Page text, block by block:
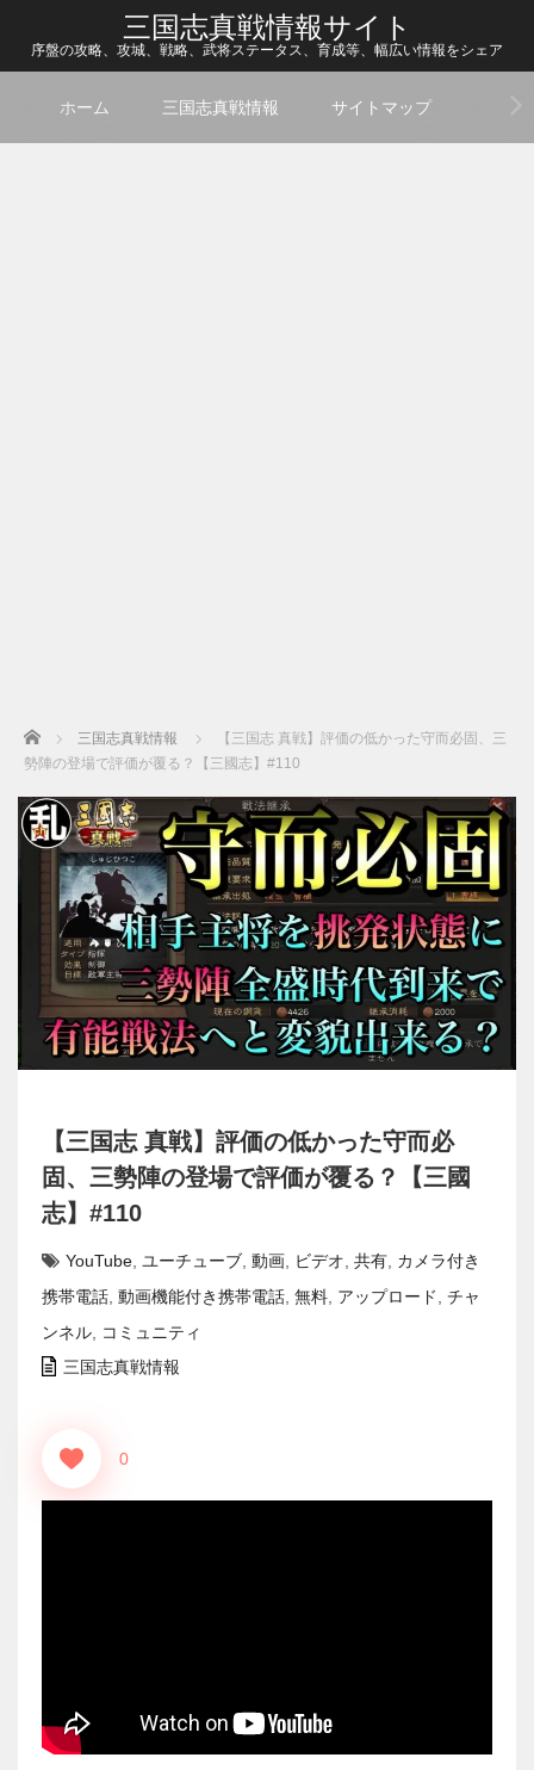
三国志真戦情報サイト
序盤の攻略、攻城、戦略、武将ステータス、育成等、幅広い情報をシェア
ホーム 三国志真戦情報 サイトマップ
Home 三国志真戦情報
【三国志 真戦】評価の低かった守而必固、三
勢陣の登場で評価が覆る？【三國志】#110
【三国志 真戦】評価の低かった守而必
固、三勢陣の登場で評価が覆る？【三國
志】#110
YouTube ユーチューブ 動画 ビデオ 共有 カメラ付き
携帯電話 動画機能付き携帯電話 無料 アップロード
チャ
ンネル
コミュニティ
三国志真戦情報
0